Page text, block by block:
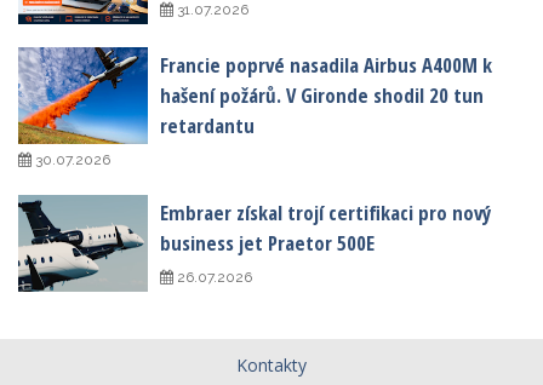
31.07.2026
Francie poprvé nasadila Airbus A400M k
hašení požárů. V Gironde shodil 20 tun
retardantu
30.07.2026
Embraer získal trojí certifikaci pro nový
business jet Praetor 500E
26.07.2026
Kontakty